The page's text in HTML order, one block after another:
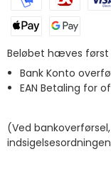
Beløbet hæves først
Bank Konto
EAN Betaling for
(Ved